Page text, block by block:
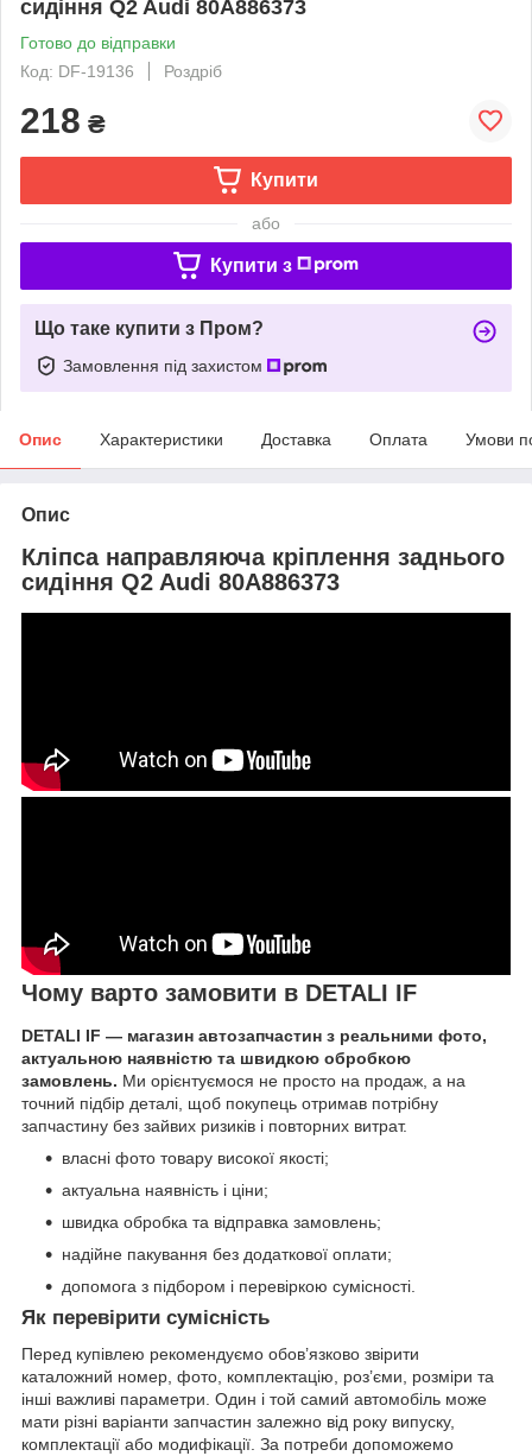
сидіння Q2 Audi 80A886373
Готово до відправки
Код: DF-19136
Роздріб
218 ₴
Купити
або
Купити з
Що таке купити з Пром?
Замовлення під захистом
Опис Характеристики Доставка Оплата Умови
Опис
Кліпса направляюча кріплення заднього
сидіння Q2 Audi 80A886373
Чому варто замовити в DETALI IF
DETALI IF — магазин автозапчастин з реальними фото,
актуальною наявністю та швидкою обробкою
замовлень. Ми орієнтуємося не просто на продаж, а на
точний підбір деталі, щоб покупець отримав потрібну
запчастину без зайвих ризиків і повторних витрат.
власні фото товару високої якості;
актуальна наявність і ціни;
швидка обробка та відправка замовлень;
надійне пакування без додаткової оплати;
допомога з підбором і перевіркою сумісності.
Як перевірити сумісність
Перед купівлею рекомендуємо обов’язково звірити
каталожний номер, фото, комплектацію, роз’єми, розміри та
інші важливі параметри. Один і той самий автомобіль може
мати різні варіанти запчастин залежно від року випуску,
комплектації або модифікації. За потреби допоможемо